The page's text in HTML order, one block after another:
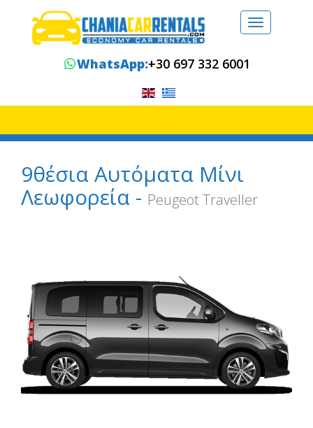
Toggle
navigation
WhatsApp:+30 697 332 6001
9θέσια Αυτόματα Μίνι
Λεωφορεία -Peugeot Traveller